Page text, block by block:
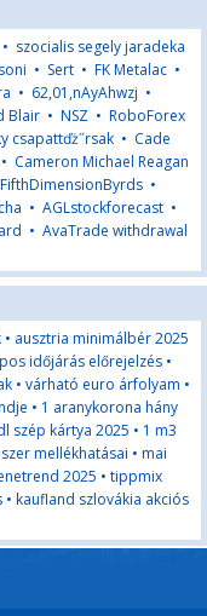
• szocialis segely jaradeka
• Sert • FK Metalac •
• 62,01,nAyAhwzj •
Blair • NSZ • RoboForex
csapattďż˝rsak • Cade
• Cameron Michael Reagan
FifthDimensionByrds •
• AGLstockforecast •
• AvaTrade withdrawal
• ausztria minimálbér 2025
időjárás előrejelzés •
• várható euro árfolyam •
• 1 aranykorona hány
szép kártya 2025 • 1 m3
mellékhatásai • mai
2025 • tippmix
• kaufland szlovákia akciós